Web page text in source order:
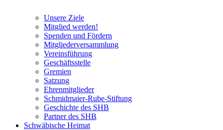
Unsere Ziele
Mitglied werden!
Spenden und Fördern
Mitgliederversammlung
Vereinsführung
Geschäftsstelle
Gremien
Satzung
Ehrenmitglieder
Schmidmaier-Rube-Stiftung
Geschichte des SHB
Partner des SHB
Schwäbische Heimat